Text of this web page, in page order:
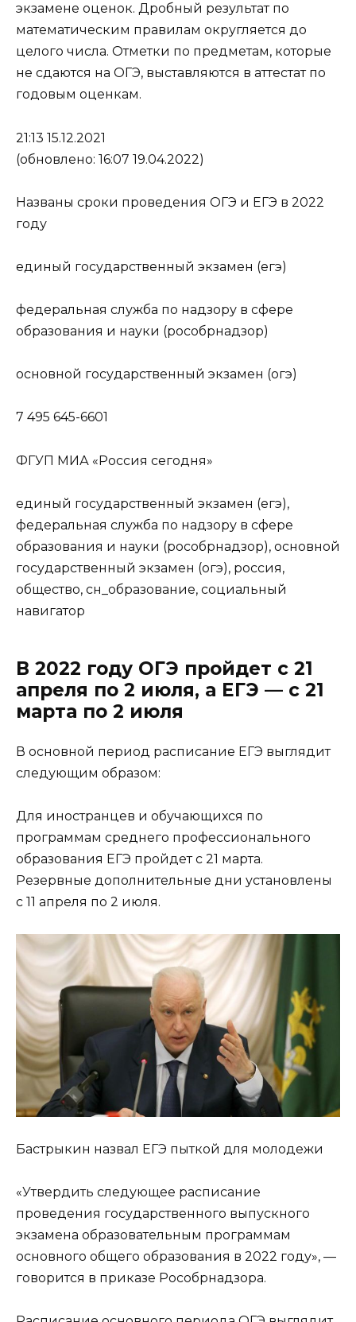
экзамене оценок. Дробный результат по
математическим правилам округляется до
целого числа. Отметки по предметам, которые
не сдаются на ОГЭ, выставляются в аттестат по
годовым оценкам.
21:13 15.12.2021
(обновлено: 16:07 19.04.2022)
Названы сроки проведения ОГЭ и ЕГЭ в 2022
году
единый государственный экзамен (егэ)
федеральная служба по надзору в сфере
образования и науки (рособрнадзор)
основной государственный экзамен (огэ)
7 495 645-6601
ФГУП МИА «Россия сегодня»
единый государственный экзамен (егэ),
федеральная служба по надзору в сфере
образования и науки (рособрнадзор), основной
государственный экзамен (огэ), россия,
общество, сн_образование, социальный
навигатор
В 2022 году ОГЭ пройдет с 21
апреля по 2 июля, а ЕГЭ — с 21
марта по 2 июля
В основной период расписание ЕГЭ выглядит
следующим образом:
Для иностранцев и обучающихся по
программам среднего профессионального
образования ЕГЭ пройдет с 21 марта.
Резервные дополнительные дни установлены
с 11 апреля по 2 июля.
Бастрыкин назвал ЕГЭ пыткой для молодежи
«Утвердить следующее расписание
проведения государственного выпускного
экзамена образовательным программам
основного общего образования в 2022 году», —
говорится в приказе Рособрнадзора.